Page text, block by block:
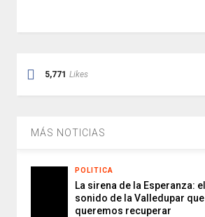
5,771 Likes
MÁS NOTICIAS
POLITICA
La sirena de la Esperanza: el
sonido de la Valledupar que
queremos recuperar